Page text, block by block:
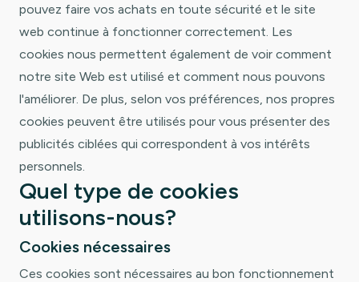
pouvez faire vos achats en toute sécurité et le site
web continue à fonctionner correctement. Les
cookies nous permettent également de voir comment
notre site Web est utilisé et comment nous pouvons
l'améliorer. De plus, selon vos préférences, nos propres
cookies peuvent être utilisés pour vous présenter des
publicités ciblées qui correspondent à vos intérêts
personnels.
Quel type de cookies
utilisons-nous?
Cookies nécessaires
Ces cookies sont nécessaires au bon fonctionnement